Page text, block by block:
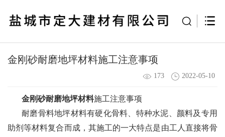
金刚砂耐磨地坪材料施工注意事项
173 2022-05-10
金刚砂耐磨地坪材料施工注意事项
耐磨骨料地坪材料有硬化骨料、特种水泥、颜料及专用
助剂等材料复合而成，其施工的一大特点是由工人直接将骨